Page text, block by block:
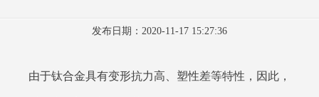
发布日期：2020-11-17 15:27:36
由于钛合金具有变形抗力高、塑性差等特性，因此，